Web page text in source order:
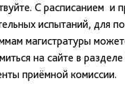
С расписанием и
испытаний, для
магистратуры
на сайте в
приёмной комиссии.